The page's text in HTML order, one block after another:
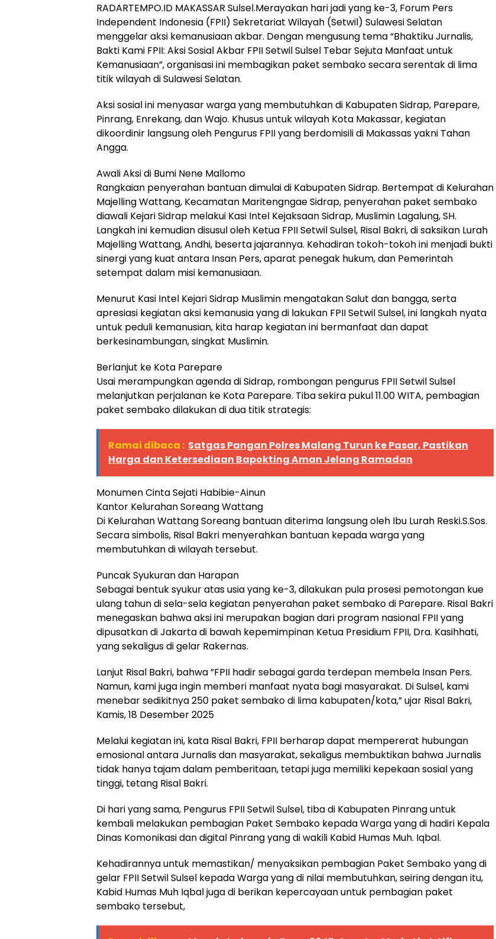
RADARTEMPO.ID MAKASSAR Sulsel.Merayakan hari jadi yang ke-3, Forum Pers
Independent Indonesia (FPII) Sekretariat Wilayah (Setwil) Sulawesi Selatan
menggelar aksi kemanusiaan akbar. Dengan mengusung tema “Bhaktiku Jurnalis,
Bakti Kami FPII: Aksi Sosial Akbar FPII Setwil Sulsel Tebar Sejuta Manfaat untuk
Kemanusiaan”, organisasi ini membagikan paket sembako secara serentak di lima
titik wilayah di Sulawesi Selatan.
​Aksi sosial ini menyasar warga yang membutuhkan di Kabupaten Sidrap, Parepare,
Pinrang, Enrekang, dan Wajo. Khusus untuk wilayah Kota Makassar, kegiatan
dikoordinir langsung oleh Pengurus FPII yang berdomisili di Makassas yakni Tahan
Angga.
​Awali Aksi di Bumi Nene Mallomo
​Rangkaian penyerahan bantuan dimulai di Kabupaten Sidrap. Bertempat di Kelurahan
Majelling Wattang, Kecamatan Maritengngae Sidrap, penyerahan paket sembako
diawali Kejari Sidrap melakui Kasi Intel Kejaksaan Sidrap, Muslimin Lagalung, SH.
Langkah ini kemudian disusul oleh Ketua FPII Setwil Sulsel, Risal Bakri, di saksikan Lurah
Majelling Wattang, Andhi, beserta jajarannya. Kehadiran tokoh-tokoh ini menjadi bukti
sinergi yang kuat antara Insan Pers, aparat penegak hukum, dan Pemerintah
setempat dalam misi kemanusiaan.
Menurut Kasi Intel Kejari Sidrap Muslimin mengatakan Salut dan bangga, serta
apresiasi kegiatan aksi kemanusia yang di lakukan FPII Setwil Sulsel, ini langkah nyata
untuk peduli kemanusian, kita harap kegiatan ini bermanfaat dan dapat
berkesinambungan, singkat Muslimin.
​Berlanjut ke Kota Parepare
​Usai merampungkan agenda di Sidrap, rombongan pengurus FPII Setwil Sulsel
melanjutkan perjalanan ke Kota Parepare. Tiba sekira pukul 11.00 WITA, pembagian
paket sembako dilakukan di dua titik strategis:
Ramai dibaca : Satgas Pangan Polres Malang Turun ke Pasar, Pastikan
Harga dan Ketersediaan Bapokting Aman Jelang Ramadan
​Monumen Cinta Sejati Habibie-Ainun
​Kantor Kelurahan Soreang Wattang
​Di Kelurahan Wattang Soreang bantuan diterima langsung oleh Ibu Lurah Reski.S.Sos.
Secara simbolis, Risal Bakri menyerahkan bantuan kepada warga yang
membutuhkan di wilayah tersebut.
​Puncak Syukuran dan Harapan
​Sebagai bentuk syukur atas usia yang ke-3, dilakukan pula prosesi pemotongan kue
ulang tahun di sela-sela kegiatan penyerahan paket sembako di Parepare. Risal Bakri
menegaskan bahwa aksi ini merupakan bagian dari program nasional FPII yang
dipusatkan di Jakarta di bawah kepemimpinan Ketua Presidium FPII, Dra. Kasihhati,
yang sekaligus di gelar Rakernas.
Lanjut Risal Bakri, bahwa ​”FPII hadir sebagai garda terdepan membela Insan Pers.
Namun, kami juga ingin memberi manfaat nyata bagi masyarakat. Di Sulsel, kami
menebar sedikitnya 250 paket sembako di lima kabupaten/kota,” ujar Risal Bakri,
Kamis, 18 Desember 2025
​Melalui kegiatan ini, kata Risal Bakri, FPII berharap dapat mempererat hubungan
emosional antara Jurnalis dan masyarakat, sekaligus membuktikan bahwa Jurnalis
tidak hanya tajam dalam pemberitaan, tetapi juga memiliki kepekaan sosial yang
tinggi, tetang Risal Bakri.
Di hari yang sama, Pengurus FPII Setwil Sulsel, tiba di Kabupaten Pinrang untuk
kembali melakukan pembagian Paket Sembako kepada Warga yang di hadiri Kepala
Dinas Komonikasi dan digital Pinrang yang di wakili Kabid Humas Muh. Iqbal.
Kehadirannya untuk memastikan/ menyaksikan pembagian Paket Sembako yang di
gelar FPII Setwil Sulsel kepada Warga yang di nilai membutuhkan, seiring dengan itu,
Kabid Humas Muh Iqbal juga di berikan kepercayaan untuk pembagian paket
sembako tersebut,